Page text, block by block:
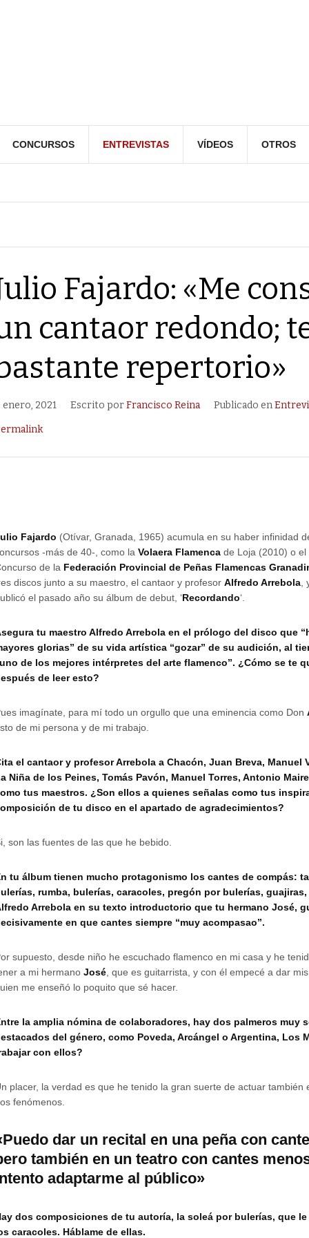
CONCURSOS ENTREVISTAS VÍDEOS OTROS
Fajardo: «Me
cantaor redondo;
repertorio»
enero, 2021 Escrito porFrancisco Reina Publicado en
Fajardo (Otívar, Granada, 1965) acumula en su haber infinidad
-más de 40-, como laVolaera Flamenca de Loja (2010) o
de la Federación Provincial de Peñas Flamencas
discos junto a su maestro, el cantaor y profesorAlfredo Arrebola
el pasado año su álbum de debut, ‘Recordando‘.
tu maestro Alfredo Arrebola en el prólogo del disco que
glorias” de su vida artística “gozar” de su audición, al
de los mejores intérpretes del arte flamenco”. ¿Cómo se te
de leer esto?
imagínate, para mí todo un orgullo que una eminencia como Don
de mi persona y de mi trabajo.
el cantaor y profesor Arrebola a Chacón, Juan Breva, Manuel
Niña de los Peines, Tomás Pavón, Manuel Torres, Antonio
tus maestros. ¿Son ellos a quienes señalas como tus
de tu disco en el apartado de agradecimientos?
son las fuentes de las que he bebido.
tu álbum tienen mucho protagonismo los cantes de compás:
rumba, bulerías, caracoles, pregón por bulerías,
Arrebola en su texto introductorio que tu hermano José,
en que cantes siempre “muy acompasao”.
supuesto, desde niño he escuchado flamenco en mi casa y he
a mi hermanoJosé , que es guitarrista, y con él empecé a dar
me enseñó lo poquito que sé hacer.
la amplia nómina de colaboradores, hay dos palmeros muy
del género, como Poveda, Arcángel o Argentina, Los
con ellos?
placer, la verdad es que he tenido la gran suerte de actuar también
fenómenos.
dar un recital en una peña con
también en un teatro con cantes
adaptarme al público»
dos composiciones de tu autoría, la soleá por bulerías, que
caracoles. Háblame de ellas.